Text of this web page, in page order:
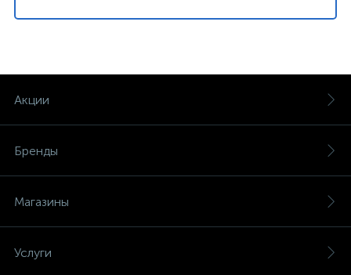
Акции
Бренды
Магазины
Услуги